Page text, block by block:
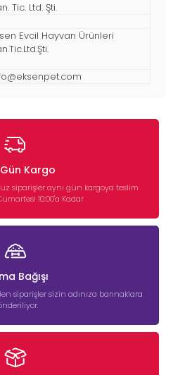
Tic. Ltd. Şti.
Evcil Hayvan Ürünleri
Gün Kargo
siparişler aynı gün kargoya teslim
10:00'a Kadar
Bağışı
siparişler sizin adınıza barınaklara